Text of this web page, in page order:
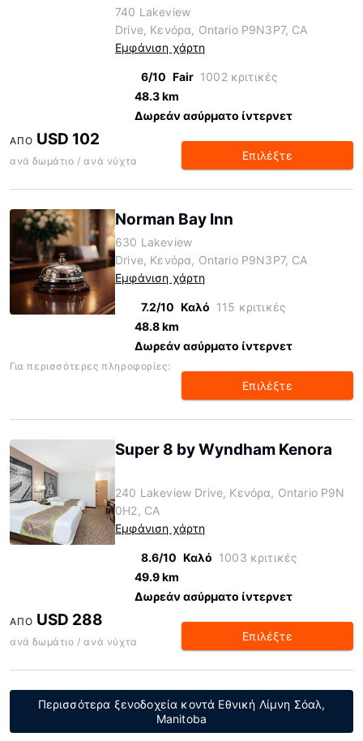
740 Lakeview
Drive, Κενόρα, Ontario P9N3P7, CA
Εμφάνιση χάρτη
6/10 Fair 1002 κριτικές
48.3 km
Δωρεάν ασύρματο ίντερνετ
ΑΠΌ USD 102
ανά δωμάτιο / ανά νύχτα Επιλέξτε
Norman Bay Inn
630 Lakeview
Drive, Κενόρα, Ontario P9N3P7, CA
Εμφάνιση χάρτη
7.2/10 Καλό 115 κριτικές
48.8 km
Δωρεάν ασύρματο ίντερνετ
Για περισσότερες πληροφορίες:
Επιλέξτε
Super 8 by Wyndham Kenora
240 Lakeview Drive, Κενόρα, Ontario P9N
0H2, CA
Εμφάνιση χάρτη
8.6/10 Καλό 1003 κριτικές
49.9 km
Δωρεάν ασύρματο ίντερνετ
ΑΠΌ USD 288
ανά δωμάτιο / ανά νύχτα Επιλέξτε
Περισσότερα ξενοδοχεία κοντά Εθνική Λίμνη Σόαλ,
Manitoba